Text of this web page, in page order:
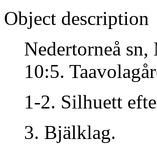
Object description
Nedertorneå
10:5.
1-2. Silhuett
3. Bjälklag.